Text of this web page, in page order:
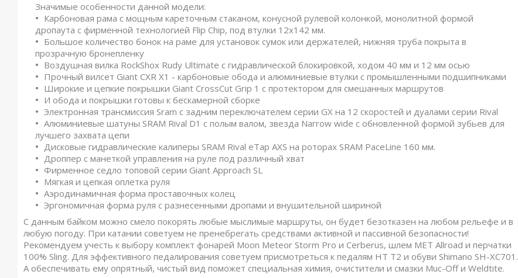
Значимые особенности данной модели:
Карбоновая рама с мощным кареточным стаканом, конусной рулевой колонкой, монолитной формой
дропаута с фирменной технологией Flip Chip, под втулки 12х142 мм.
Большое количество бонок на раме для установок сумок или держателей, нижняя труба покрыта в
прозрачную бронепленку
Воздушная вилка RockShox Rudy Ultimate с гидравлической блокировкой, ходом 40 мм и 12 мм осью
Прочный вилсет Giant CXR X1 - карбоновые обода и алюминиевые втулки с промышленными подшипниками
Широкие и цепкие покрышки Giant CrossCut Grip 1 с протектором для смешанных маршрутов
И обода и покрышки готовы к бескамерной сборке
Электронная трансмиссия Sram с задним переключателем серии GX на 12 скоростей и дуалами серии Rival
Алюминиевые шатуны SRAM Rival D1 с полым валом, звезда Narrow wide с обновленной формой зубьев для
лучшего захвата цепи
Дисковые гидравлические калиперы SRAM Rival eTap AXS на роторах SRAM PaceLine 160 мм.
Дроппер с манеткой управления на руле под различный хват
Фирменное седло топовой серии Giant Approach SL
Мягкая и цепкая оплетка руля
Аэродинамичная форма проставочных колец
Эргономичная форма руля с разнесенными дропами и внушительной шириной
С данным байком можно смело покорять любые мыслимые маршруты, он будет безотказен на любом рельефе и в
любую погоду. При катании советуем не пренебрегать средствами активной и пассивной безопасности!
Рекомендуем учесть к выбору комплект фонарей Moon Meteor Storm Pro и Cerberus, шлем MET Allroad и перчатки
100% Sling. Для эффективного педалирования советуем присмотреться к педалям HT T2 и обуви Shimano SH-XC701.
А обеспечивать ему опрятный, чистый вид поможет специальная химия, очистители и смазки Muc-Off и Weldtite.